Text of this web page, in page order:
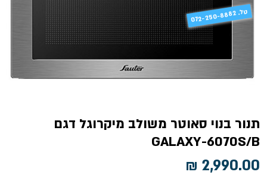
תנור בנוי סאוטר משולב מיקרוגל דגם
GALAXY-6070S/B
072-250-8882 .טל